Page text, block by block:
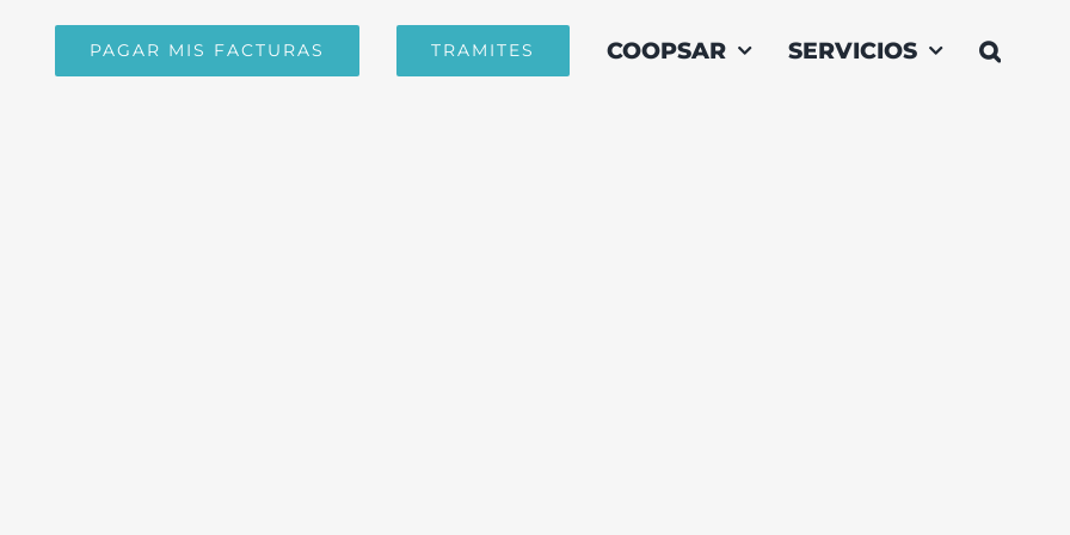
PAGAR MIS FACTURAS TRAMITES COOPSAR SERVICIOS